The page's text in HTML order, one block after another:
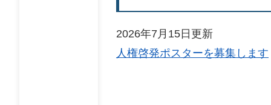
2026年7月15日更新
人権啓発ポスターを募集します